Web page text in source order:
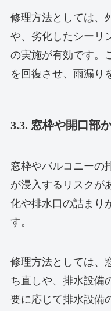
修理方法としては、
や、劣化したシーリ
の実施が有効です。
を回復させ、雨漏り
3.3. 窓枠や開口部
窓枠やバルコニーの
が浸入するリスクが
化や排水口の詰まり
す。
修理方法としては、
ち直しや、排水設備
要に応じて排水設備